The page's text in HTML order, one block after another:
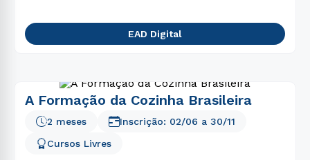
EAD Digital
A Formação da Cozinha Brasileira
Cursos Livres
2 meses Inscrição: 02/06 a 30/11